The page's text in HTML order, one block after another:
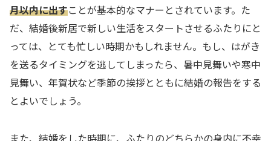
月以内に出すことが基本的なマナーとされています。た
だ、結婚後新居で新しい生活をスタートさせるふたりにと
っては、とても忙しい時期かもしれません。もし、はがき
を送るタイミングを逃してしまったら、暑中見舞いや寒中
見舞い、年賀状など季節の挨拶とともに結婚の報告をする
とよいでしょう。